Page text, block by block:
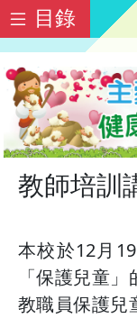
目錄
教師培訓
本校於12月
「保護兒童
教職員保護兒